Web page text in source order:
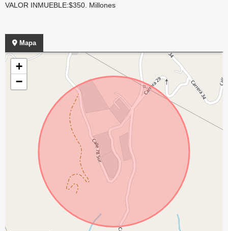
VALOR INMUEBLE:$350. Millones
Mapa
+
−